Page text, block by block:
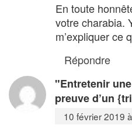
En toute
votre charabia.
m’expliquer ce
Répondre
"Entretenir
preuve d’un
10 février 2019